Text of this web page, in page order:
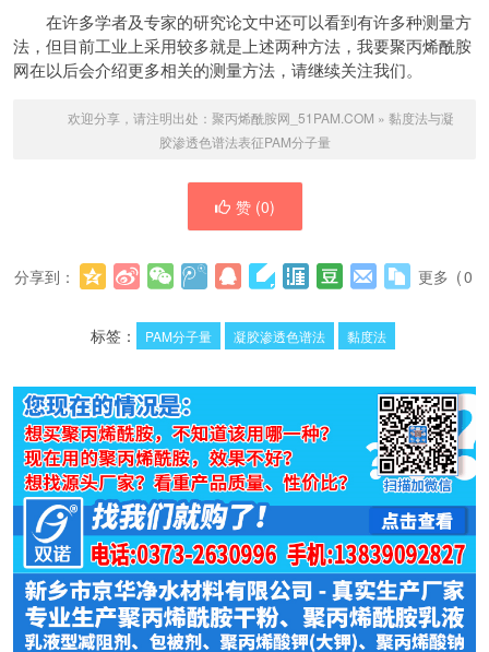
在许多学者及专家的研究论文中还可以看到有许多种测量方
法，但目前工业上采用较多就是上述两种方法，我要聚丙烯酰胺
网在以后会介绍更多相关的测量方法，请继续关注我们。
欢迎分享，请注明出处： 聚丙烯酰胺网_51PAM.COM » 黏度法与凝
胶渗透色谱法表征PAM分子量
赞 (0)
分享到： 更多 (0
标签：
PAM分子量 凝胶渗透色谱法 黏度法